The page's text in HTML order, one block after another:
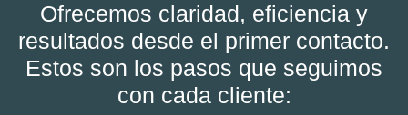
Ofrecemos claridad, eficiencia y
resultados desde el primer contacto.
Estos son los pasos que seguimos
con cada cliente: